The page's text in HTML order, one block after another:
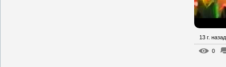
13 г. назад
0